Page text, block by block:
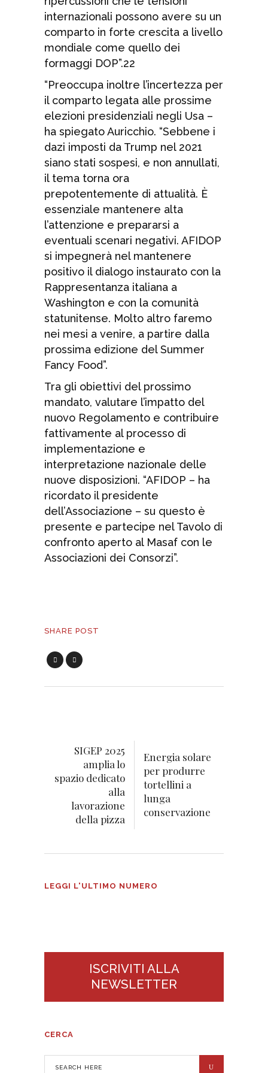
internazionali possono avere su un
comparto in forte crescita a livello
mondiale come quello dei
formaggi DOP”.22
“Preoccupa inoltre l’incertezza per
il comparto legata alle prossime
elezioni presidenziali negli Usa –
ha spiegato Auricchio. “Sebbene i
dazi imposti da Trump nel 2021
siano stati sospesi, e non annullati,
il tema torna ora
prepotentemente di attualità. È
essenziale mantenere alta
l’attenzione e prepararsi a
eventuali scenari negativi. AFIDOP
si impegnerà nel mantenere
positivo il dialogo instaurato con la
Rappresentanza italiana a
Washington e con la comunità
statunitense. Molto altro faremo
nei mesi a venire, a partire dalla
prossima edizione del Summer
Fancy Food”.
Tra gli obiettivi del prossimo
mandato, valutare l’impatto del
nuovo Regolamento e contribuire
fattivamente al processo di
implementazione e
interpretazione nazionale delle
nuove disposizioni. “AFIDOP – ha
ricordato il presidente
dell’Associazione – su questo è
presente e partecipe nel Tavolo di
confronto aperto al Masaf con le
Associazioni dei Consorzi”.
SHARE POST
SIGEP 2025
amplia lo
spazio dedicato
alla
lavorazione
della pizza
Energia solare
per produrre
tortellini a
lunga
conservazione
LEGGI L'ULTIMO NUMERO
Tecnologie Alimentari n°3
ISCRIVITI ALLA
NEWSLETTER
CERCA